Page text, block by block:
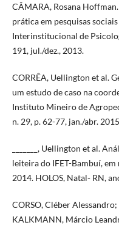
CÂMARA, Rosana
prática em pesquisas
Interinstitucional de
191, jul./dez., 2013.
CORRÊA, Uellington et al.
um estudo de caso na
Instituto Mineiro de
n. 29, p. 62-77, jan./abr.
_______, Uellington et al.
leiteira do IFET-Bambuí,
2014. HOLOS, Natal- RN,
CORSO, Cléber
KALKMANN, Márcio